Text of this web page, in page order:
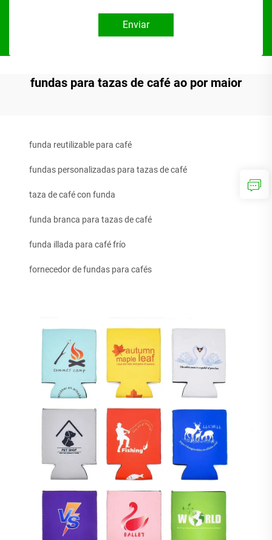
Enviar
fundas para tazas de café ao por maior
funda reutilizable para café
fundas personalizadas para tazas de café
taza de café con funda
funda branca para tazas de café
funda illada para café frío
fornecedor de fundas para cafés